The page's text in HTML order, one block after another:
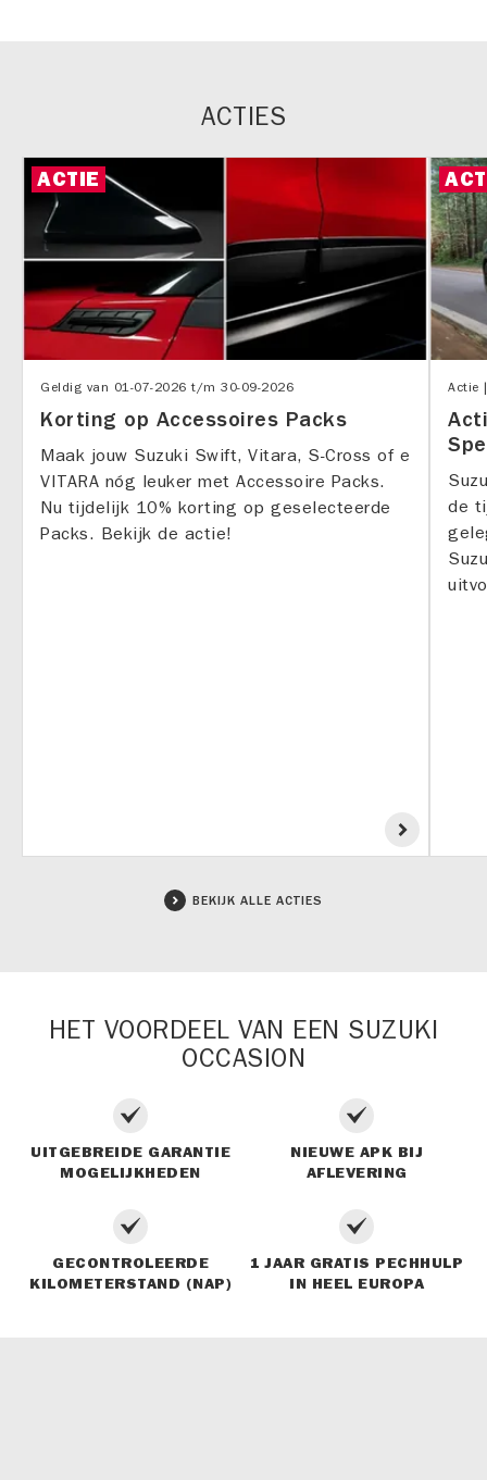
ACTIES
ACTIE
Geldig van 01-07-2026 t/m 30-09-2026
Korting op Accessoires Packs
Maak jouw Suzuki Swift, Vitara, S-Cross of e
VITARA nóg leuker met Accessoire Packs.
Nu tijdelijk 10% korting op geselecteerde
Packs. Bekijk de actie!
Actie
de
BEKIJK ALLE ACTIES
HET VOORDEEL VAN EEN SUZUKI
OCCASION
UITGEBREIDE GARANTIE
MOGELIJKHEDEN
NIEUWE APK BIJ
AFLEVERING
GECONTROLEERDE
KILOMETERSTAND (NAP)
1 JAAR GRATIS PECHHULP
IN HEEL EUROPA